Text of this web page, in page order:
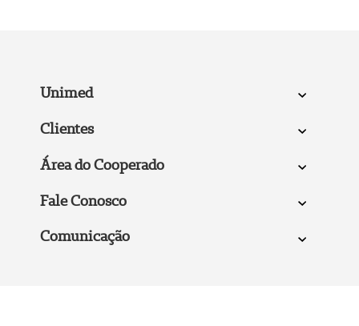
Unimed
Clientes
Área do Cooperado
Fale Conosco
Comunicação